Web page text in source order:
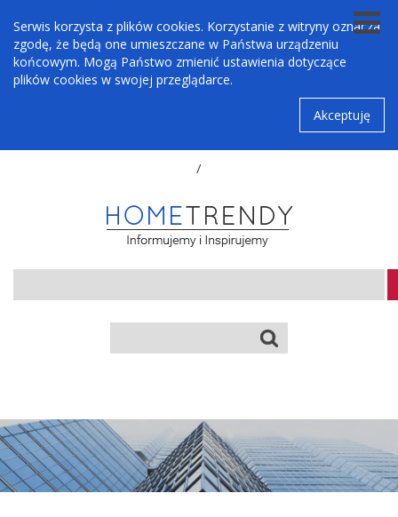
Serwis korzysta z plików cookies. Korzystanie z witryny oznacza
zgodę, że będą one umieszczane w Państwa urządzeniu
końcowym. Mogą Państwo zmienić ustawienia dotyczące
plików cookies w swojej przeglądarce.
Akceptuję
/